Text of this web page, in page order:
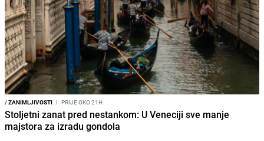
/ZANIMLJIVOSTI I PRIJE OKO 21H
Stoljetni zanat pred nestankom: U Veneciji sve manje
majstora za izradu gondola